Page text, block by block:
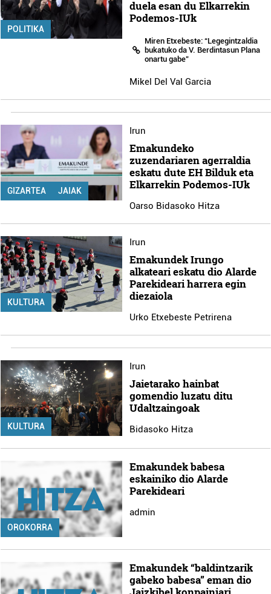
POLITIKA
duela esan du Elkarrekin
Podemos-IUk
Miren Etxebeste: “Legegintzaldia
bukatuko da V. Berdintasun Plana
onartu gabe”
Mikel Del Val Garcia
GIZARTEA JAIAK
Irun
Emakundeko
zuzendariaren agerraldia
eskatu dute EH Bilduk eta
Elkarrekin Podemos-IUk
Oarso Bidasoko Hitza
KULTURA
Irun
Emakundek Irungo
alkateari eskatu dio Alarde
Parekideari harrera egin
diezaiola
Urko Etxebeste Petrirena
KULTURA
Irun
Jaietarako hainbat
gomendio luzatu ditu
Udaltzaingoak
Bidasoko Hitza
OROKORRA
Emakundek babesa
eskainiko dio Alarde
Parekideari
admin
Emakundek “baldintzarik
gabeko babesa” eman dio